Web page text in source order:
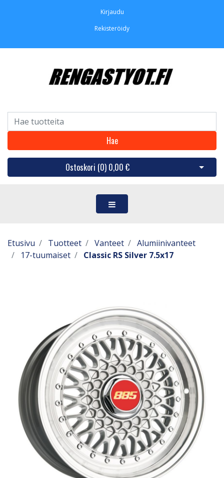
Kirjaudu
Rekisteröidy
Hae
Ostoskori (0) 0,00 € Avaa
Etusivu Tuotteet Vanteet
Alumiinivanteet
17-tuumaiset
Classic RS Silver 7.5x17